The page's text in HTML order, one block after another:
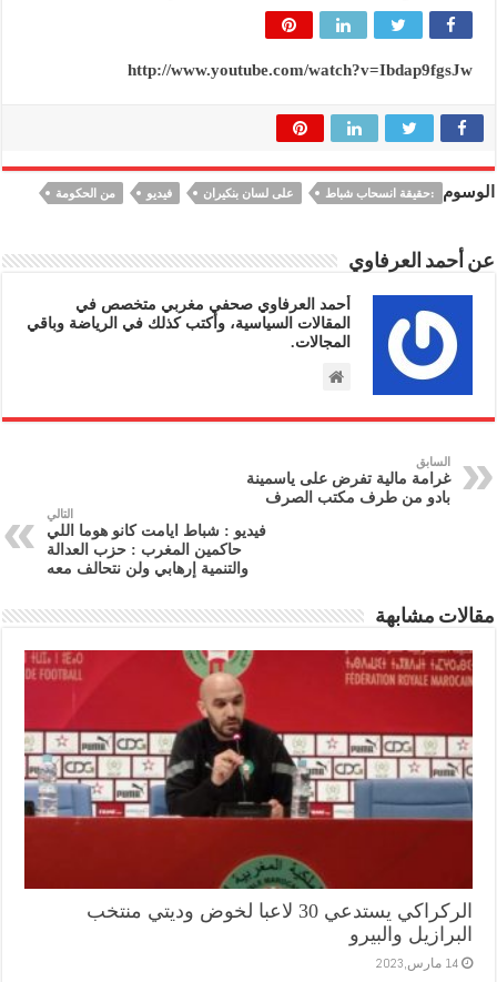
http://www.youtube.com/watch?v=Ibdap9fgsJw
الوسوم :حقيقة انسحاب شباط على لسان بنكيران فيديو من الحكومة
عن أحمد العرفاوي
أحمد العرفاوي صحفي مغربي متخصص في
المقالات السياسية، وأكتب كذلك في الرياضة وباقي
المجالات.
السابق
غرامة مالية تفرض على ياسمينة
بادو من طرف مكتب الصرف
التالي
فيديو : شباط ايامت كانو هوما اللي
حاكمين المغرب : حزب العدالة
والتنمية إرهابي ولن نتحالف معه
مقالات مشابهة
الركراكي يستدعي 30 لاعبا لخوض وديتي منتخب
البرازيل والبيرو
14 مارس,2023